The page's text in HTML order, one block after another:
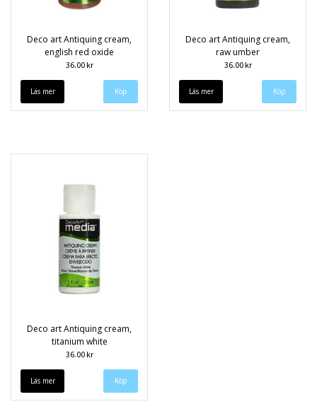
Deco art Antiquing cream,
english red oxide
36.00 kr
Läs mer
Deco art Antiquing cream,
raw umber
36.00 kr
Läs mer
Deco art Antiquing cream,
titanium white
36.00 kr
Läs mer